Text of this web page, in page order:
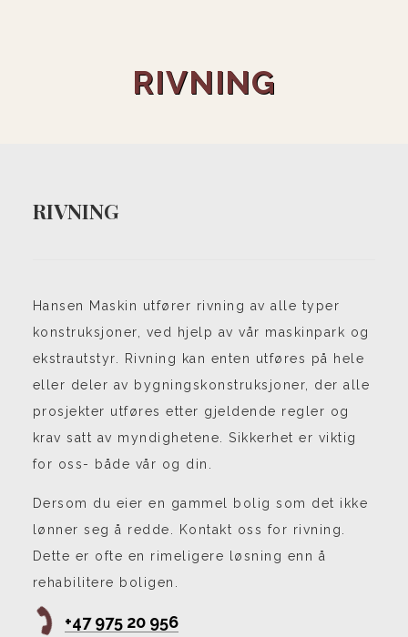
RIVNING
RIVNING
Hansen Maskin utfører rivning av alle typer
konstruksjoner, ved hjelp av vår maskinpark og
ekstrautstyr. Rivning kan enten utføres på hele
eller deler av bygningskonstruksjoner, der alle
prosjekter utføres etter gjeldende regler og
krav satt av myndighetene. Sikkerhet er viktig
for oss- både vår og din.
Dersom du eier en gammel bolig som det ikke
lønner seg å redde. Kontakt oss for rivning.
Dette er ofte en rimeligere løsning enn å
rehabilitere boligen.
+47 975 20 956